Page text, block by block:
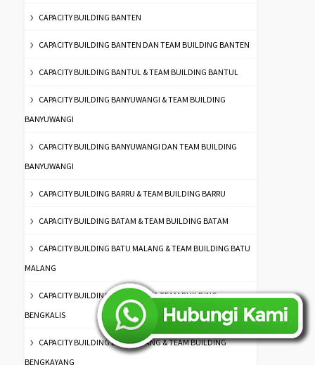
CAPACITY BUILDING BANTEN
CAPACITY BUILDING BANTEN DAN TEAM BUILDING BANTEN
CAPACITY BUILDING BANTUL & TEAM BUILDING BANTUL
CAPACITY BUILDING BANYUWANGI & TEAM BUILDING
BANYUWANGI
CAPACITY BUILDING BANYUWANGI DAN TEAM BUILDING
BANYUWANGI
CAPACITY BUILDING BARRU & TEAM BUILDING BARRU
CAPACITY BUILDING BATAM & TEAM BUILDING BATAM
CAPACITY BUILDING BATU MALANG & TEAM BUILDING BATU
MALANG
CAPACITY BUILDING BENGKALIS & TEAM BUILDING
BENGKALIS
CAPACITY BUILDING BENGKAYANG & TEAM BUILDING
BENGKAYANG